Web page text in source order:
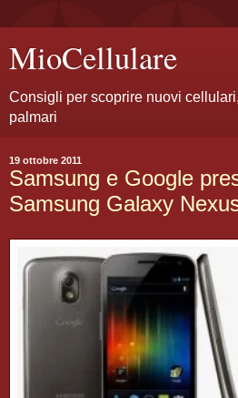
MioCellulare
Consigli per scoprire nuovi
palmari
19 ottobre 2011
Samsung e Google
Samsung Galaxy